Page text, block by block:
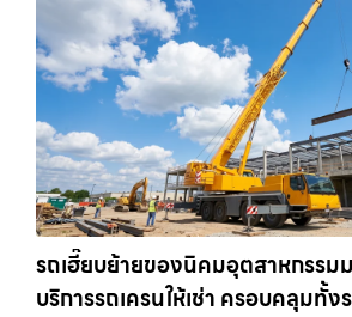
รถเฮี๊ยบย้ายของนิคมอุตสาหกรรม
บริการรถเครนให้เช่า ครอบคลุมทั้ง